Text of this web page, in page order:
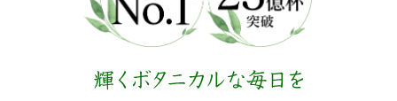
青汁を使ったおいしいレシピ『たことえびの
わさびマヨソース和え』を追加しました。